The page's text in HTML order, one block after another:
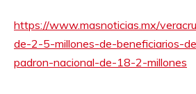
https://www.masnoticias.mx/
de-2-5-millones-de-beneficiarios-
padron-nacional-de-18-2-millones